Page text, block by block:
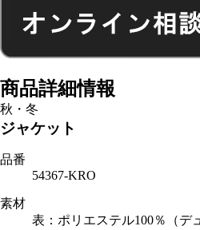
商品詳細情報
秋・冬
ジャケット
品番
54367-KRO
素材
表：ポリエステル100％（